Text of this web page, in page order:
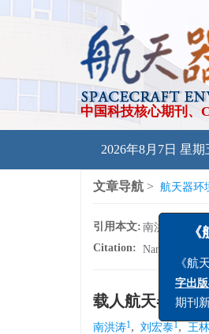
中国科技核心期刊、
2026年8月7日 星期
文章导航 > 航天器环
引用本文: 南洪涛, 刘宏
Citation: Nan
载人航天器高压
南洪涛1, 刘宏泰1, 王
《
字
期